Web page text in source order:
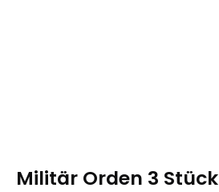
Militär Orden 3 Stück